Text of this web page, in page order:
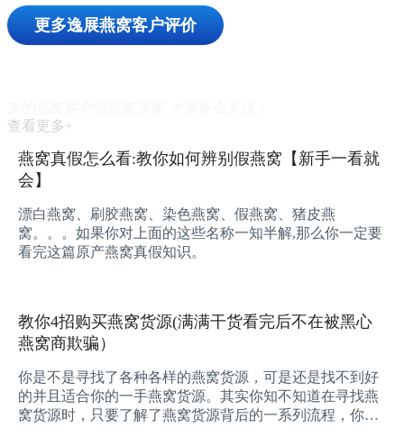
更多逸展燕窝客户评价
查看更多+
燕窝真假怎么看:教你如何辨别假燕窝【新手一看就
会】
漂白燕窝、刷胶燕窝、染色燕窝、假燕窝、猪皮燕
窝。。。如果你对上面的这些名称一知半解,那么你一定要
看完这篇原产燕窝真假知识。
教你4招购买燕窝货源(满满干货看完后不在被黑心
燕窝商欺骗）
你是不是寻找了各种各样的燕窝货源，可是还是找不到好
的并且适合你的一手燕窝货源。其实你知不知道在寻找燕
窝货源时，只要了解了燕窝货源背后的一系列流程，你就